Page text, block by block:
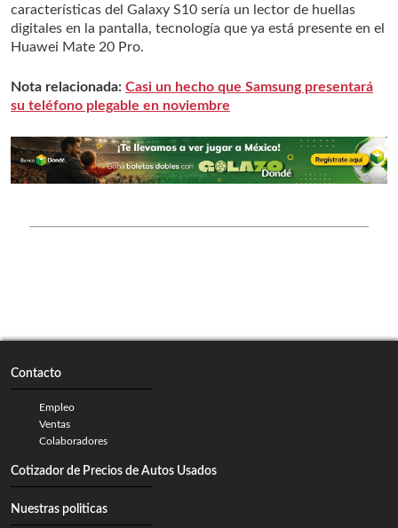
características del Galaxy S10 sería un lector de huellas
digitales en la pantalla, tecnología que ya está presente en el
Huawei Mate 20 Pro.
Nota relacionada: Casi un hecho que Samsung presentará
su teléfono plegable en noviembre
Contacto
Empleo
Ventas
Colaboradores
Cotizador de Precios de Autos Usados
Nuestras politicas